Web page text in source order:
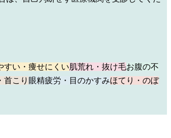
すい・痩せにくい肌荒れ・抜け毛お腹の不
首こり 眼精疲労・目のかすみほてり・のぼ